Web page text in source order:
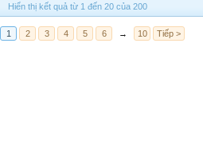
Hiển thị kết quả từ 1 đến 20 của 200
1 2 3 4 5 6 → 10 Tiếp >